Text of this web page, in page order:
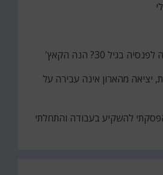
בגיל 30? הנה הקאץ'
יציאה מהארון אינה עבירה על
להשקיע בעבודה והתחלתי